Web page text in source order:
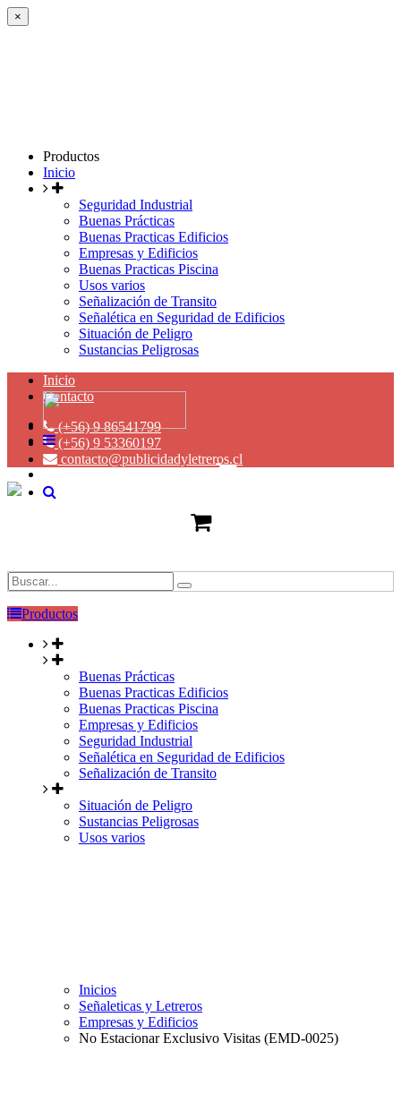
×
Productos
Inicio
Seguridad Industrial
Buenas Prácticas
Buenas Practicas Edificios
Empresas y Edificios
Buenas Practicas Piscina
Usos varios
Señalización de Transito
Señalética en Seguridad de Edificios
Situación de Peligro
Sustancias Peligrosas
Inicio
Contacto
(+56) 9 86541799
(+56) 9 53360197
contacto@publicidadyletreros.cl
Productos
Buenas Prácticas
Buenas Practicas Edificios
Buenas Practicas Piscina
Empresas y Edificios
Seguridad Industrial
Señalética en Seguridad de Edificios
Señalización de Transito
Situación de Peligro
Sustancias Peligrosas
Usos varios
Inicios
Señaleticas y Letreros
Empresas y Edificios
No Estacionar Exclusivo Visitas (EMD-0025)